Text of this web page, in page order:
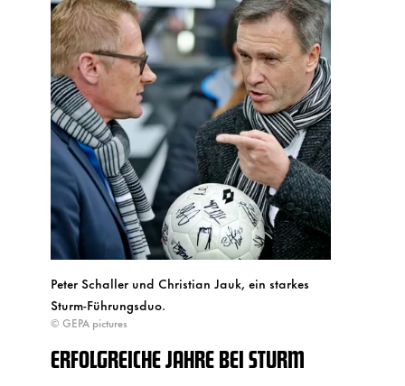
Peter Schaller und Christian Jauk, ein starkes
Sturm-Führungsduo.
© GEPA pictures
ERFOLGREICHE JAHRE BEI STURM